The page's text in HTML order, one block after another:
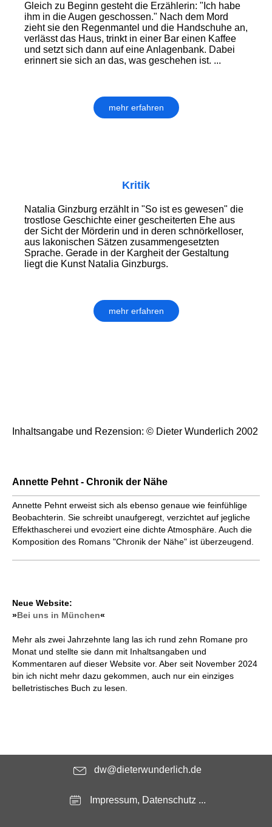
Gleich zu Beginn gesteht die Erzählerin: "Ich habe
ihm in die Augen geschossen." Nach dem Mord
zieht sie den Regenmantel und die Handschuhe an,
verlässt das Haus, trinkt in einer Bar einen Kaffee
und setzt sich dann auf eine Anlagenbank. Dabei
erinnert sie sich an das, was geschehen ist. ...
mehr erfahren
Kritik
Natalia Ginzburg erzählt in "So ist es gewesen" die
trostlose Geschichte einer gescheiterten Ehe aus
der Sicht der Mörderin und in deren schnörkelloser,
aus lakonischen Sätzen zusammengesetzten
Sprache. Gerade in der Kargheit der Gestaltung
liegt die Kunst Natalia Ginzburgs.
mehr erfahren
Inhaltsangabe und Rezension: © Dieter Wunderlich 2002
Annette Pehnt - Chronik der Nähe
Annette Pehnt erweist sich als ebenso genaue wie feinfühlige
Beobachterin. Sie schreibt unaufgeregt, verzichtet auf jegliche
Effekthascherei und evoziert eine dichte Atmosphäre. Auch die
Komposition des Romans "Chronik der Nähe" ist überzeugend.
Neue Website:
»Bei uns in München«
Mehr als zwei Jahrzehnte lang las ich rund zehn Romane pro
Monat und stellte sie dann mit Inhaltsangaben und
Kommentaren auf dieser Website vor. Aber seit November 2024
bin ich nicht mehr dazu gekommen, auch nur ein einziges
belletristisches Buch zu lesen.
dw@dieterwunderlich.de
Impressum, Datenschutz ...